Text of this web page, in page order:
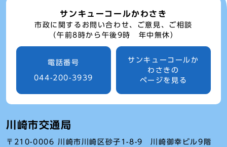
サンキューコールかわさき
市政に関するお問い合わせ、ご意見、ご相談
（午前8時から午後9時 年中無休）
電話番号
044-200-3939
サンキューコールか
わさきの
ページを見る
川崎市交通局
〒210-0006 川崎市川崎区砂子1-8-9 川崎御幸ビル9階